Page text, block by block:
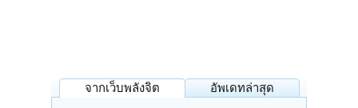
จากเว็บพลังจิต อัพเดทล่าสุด